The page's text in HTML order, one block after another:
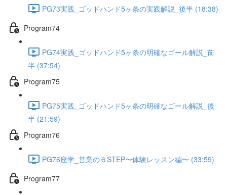
PG73実践_ゴッドハンド5ヶ条の実践解説_後半 (18:38)
Program74
PG74実践_ゴッドハンド5ヶ条の明確なゴール解説_前
半 (37:54)
Program75
PG75実践_ゴッドハンド5ヶ条の明確なゴール解説_後
半 (21:59)
Program76
PG76座学_営業の６STEP〜体験レッスン編〜 (33:59)
Program77